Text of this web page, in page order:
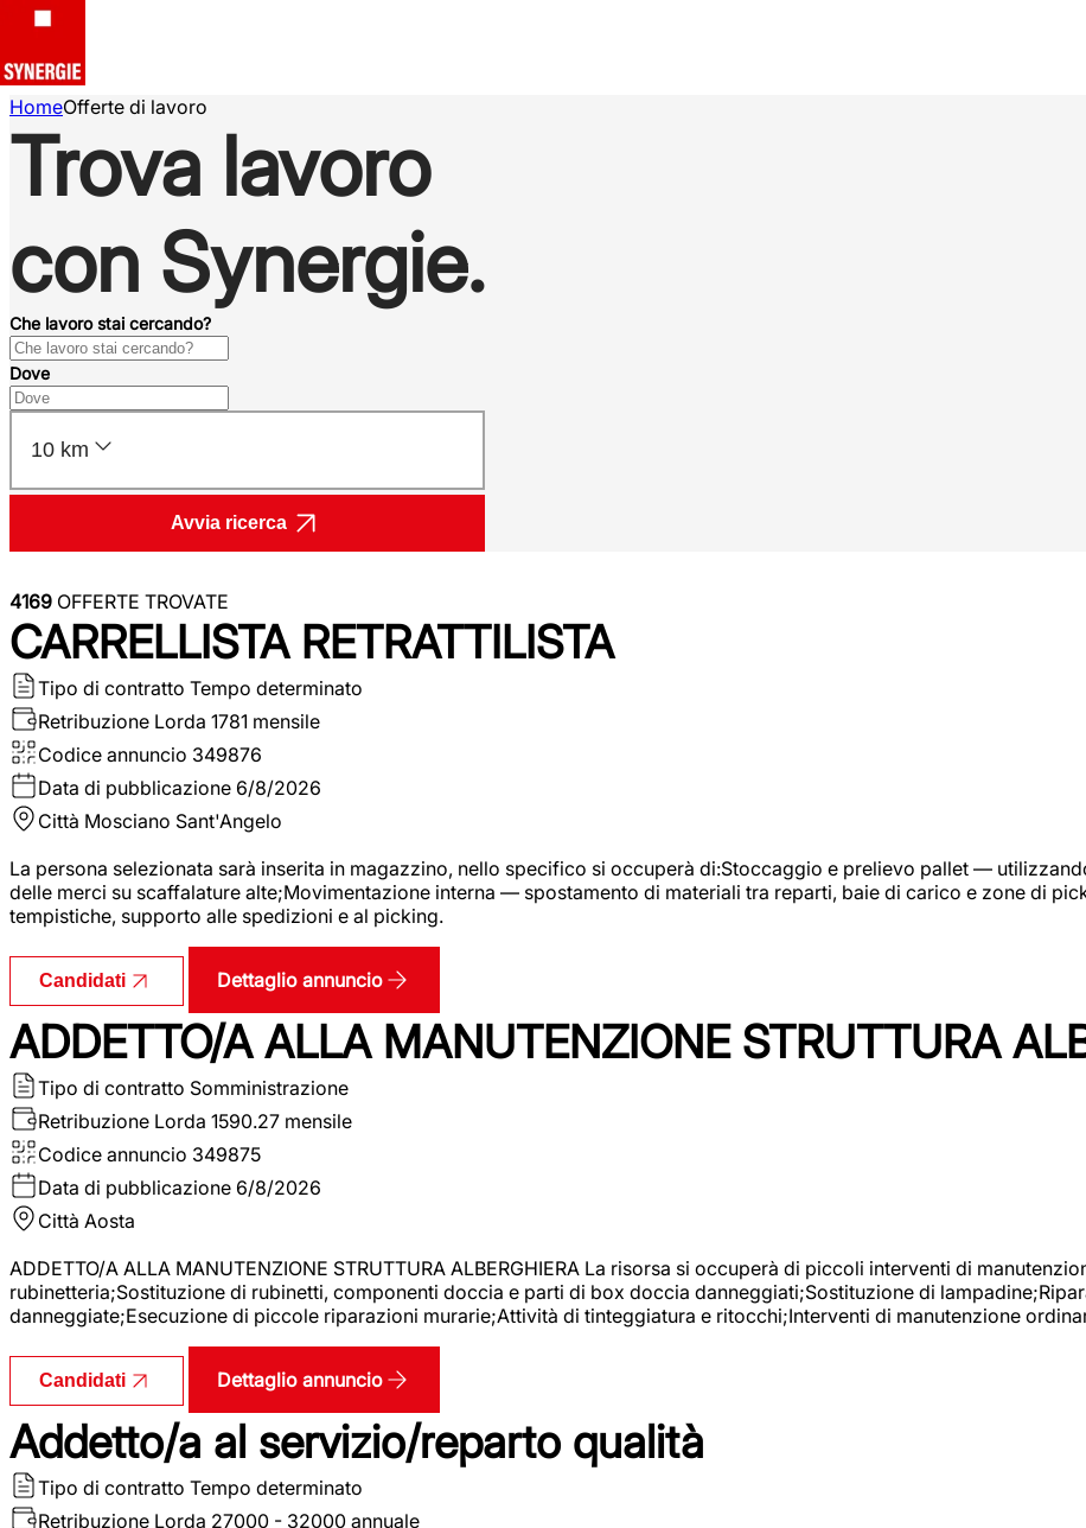
HomeOfferte di lavoro
Trova lavoro
con Synergie.
Che lavoro stai cercando?
Dove
10 km
Avvia ricerca
4169 OFFERTE TROVATE
CARRELLISTA RETRATTILISTA
Tipo di contratto Tempo determinato
Retribuzione Lorda 1781 mensile
Codice annuncio 349876
Data di pubblicazione 6/8/2026
Città Mosciano Sant'Angelo
La persona selezionata sarà inserita in magazzino, nello specifico si occuperà di:Stoccaggio e prelievo pallet —
delle merci su scaffalature alte;Movimentazione interna — spostamento di materiali tra reparti, baie di carico e zone di
tempistiche, supporto alle spedizioni e al picking.
Candidati Dettaglio annuncio
ADDETTO/A ALLA MANUTENZIONE STRUTTURA
Tipo di contratto Somministrazione
Retribuzione Lorda 1590.27 mensile
Codice annuncio 349875
Data di pubblicazione 6/8/2026
Città Aosta
ADDETTO/A ALLA MANUTENZIONE STRUTTURA ALBERGHIERA La risorsa si occuperà di piccoli interventi di
rubinetteria;Sostituzione di rubinetti, componenti doccia e parti di box doccia danneggiati;Sostituzione di
danneggiate;Esecuzione di piccole riparazioni murarie;Attività di tinteggiatura e ritocchi;Interventi di manutenzione
Candidati Dettaglio annuncio
Addetto/a al servizio/reparto qualità
Tipo di contratto Tempo determinato
Retribuzione Lorda 27000 - 32000 annuale